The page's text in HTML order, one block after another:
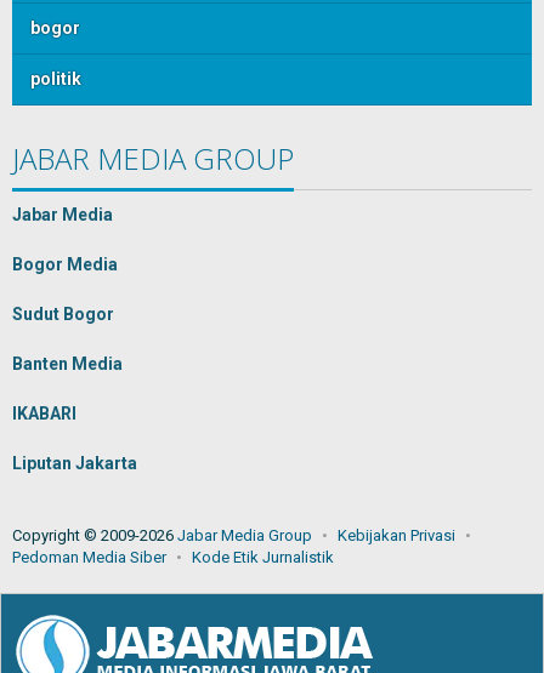
bogor
politik
JABAR MEDIA GROUP
Jabar Media
Bogor Media
Sudut Bogor
Banten Media
IKABARI
Liputan Jakarta
Copyright © 2009-2026 Jabar Media Group
Kebijakan Privasi
Pedoman Media Siber
Kode Etik Jurnalistik